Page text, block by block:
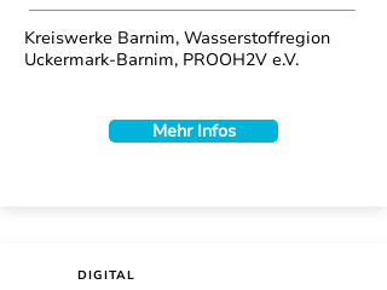
Kreiswerke Barnim, Wasserstoffregion
Uckermark-Barnim, PROOH2V e.V.
Mehr Infos
DIGITAL